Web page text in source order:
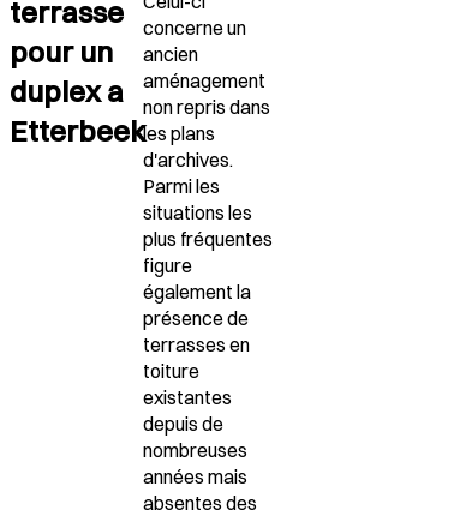
terrasse
pour un
duplex a
Etterbeek
concerne un
ancien
aménagement
non repris dans
les plans
d'archives.
Parmi les
situations les
plus fréquentes
figure
également la
présence de
terrasses en
toiture
existantes
depuis de
nombreuses
années mais
absentes des